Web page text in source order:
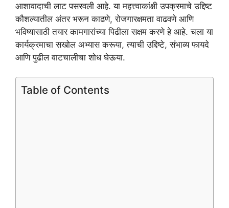
आशावादाची लाट पसरवली आहे. या महत्त्वाकांक्षी उपक्रमाचे उद्दिष्ट
कौशल्यातील अंतर भरून काढणे, रोजगारक्षमता वाढवणे आणि
भविष्यासाठी तयार कामगारांच्या पिढीला सक्षम करणे हे आहे. चला या
कार्यक्रमाचा सखोल अभ्यास करूया, त्याची उद्दिष्टे, संभाव्य फायदे
आणि पुढील वाटचालीचा शोध घेऊया.
Table of Contents